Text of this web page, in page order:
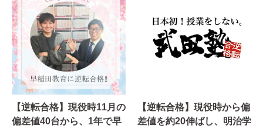
【逆転合格】現役時11月の
偏差値40台から、1年で早
【逆転合格】現役時から偏
差値を約20伸ばし、明治学